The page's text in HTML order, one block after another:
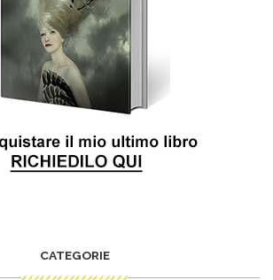
CATEGORIE